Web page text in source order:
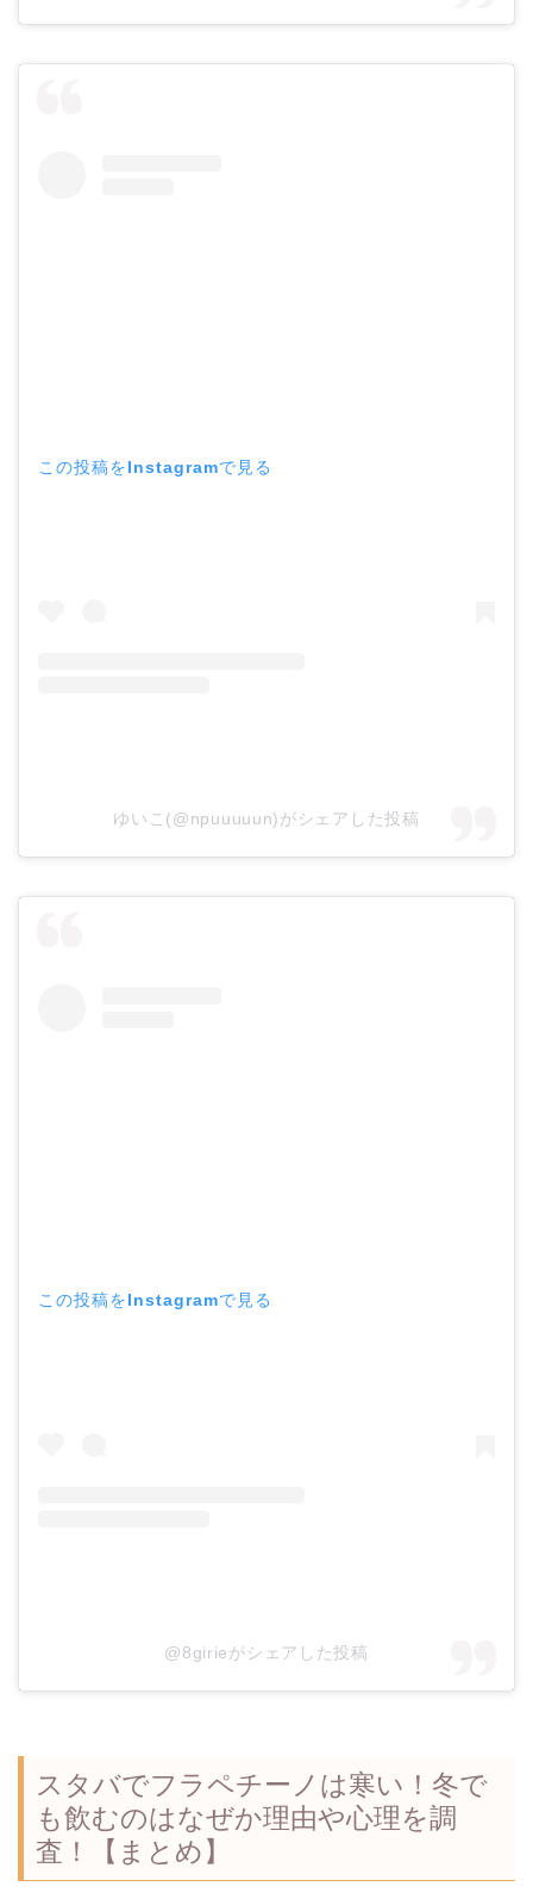
この投稿をInstagramで見る
ゆいこ(@npuuuuun)がシェアした投稿
この投稿をInstagramで見る
@8girieがシェアした投稿
スタバでフラペチーノは寒い！冬で
も飲むのはなぜか理由や心理を調
査！【まとめ】